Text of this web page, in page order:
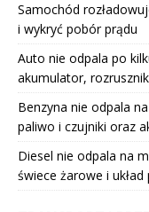
Samochód
i wykryć pobór prądu
Auto nie odpala po
akumulator,
Benzyna nie odpala
paliwo i czujniki oraz
Diesel nie odpala na
świece żarowe i